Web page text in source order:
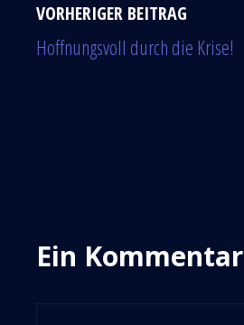
VORHERIGER BEITRAG
Hoffnungsvoll durch die Krise!
Ein Kommentar